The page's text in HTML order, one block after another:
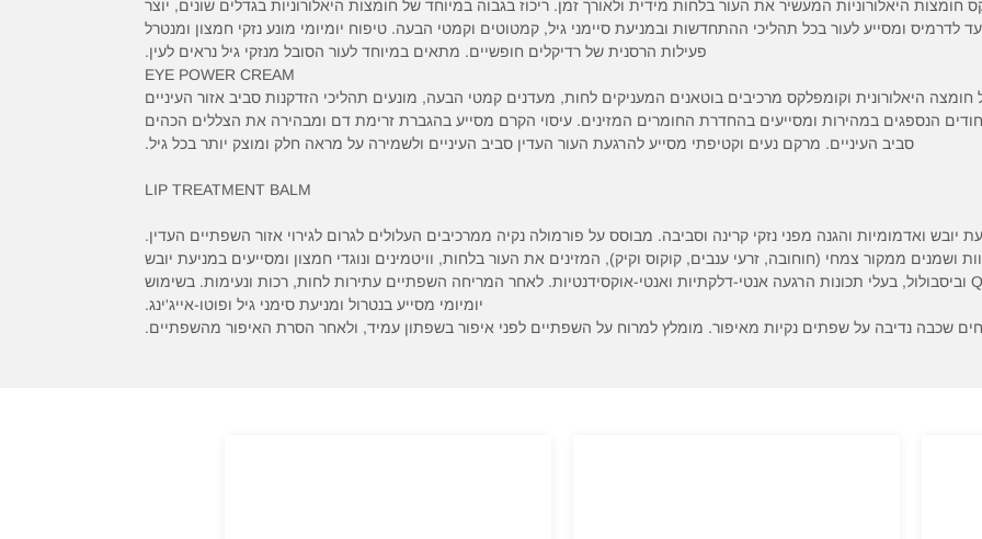
היאלורוניות המעשיר את העור בלחות מידית ולאורך זמן. ריכוז בגבוה במיוחד של חומצות היאלורוניות בגדלים שונים, יוצר
ומסייע לעור בכל תהליכי ההתחדשות ובמניעת סיימני גיל, קמטוטים וקמטי הבעה. טיפוח יומיומי מונע נזקי חמצון ומנטרל
פעילות הרסנית של רדיקלים חופשיים. מתאים במיוחד לעור הסובל מנזקי גיל נראים לעין.
EYE POWER CREAM
היאלורונית וקומפלקס מרכיבים בוטאנים המעניקים לחות, מעדנים קמטי הבעה, מונעים תהליכי הזדקנות סביב אזור העיניים
הנספגים במהירות ומסייעים בהחדרת החומרים המזינים. עיסוי הקרם מסייע בהגברת זרימת דם ומבהירה את הצללים הכהים
סביב העיניים. מרקם נעים וקטיפתי מסייע להרגעת העור העדין סביב העיניים ולשמירה על מראה חלק ומוצק יותר בכל גיל.
LIP TREATMENT BALM
ואדמומיות והגנה מפני נזקי קרינה וסביבה. מבוסס על פורמולה נקיה ממרכיבים העלולים לגרום לגירוי אזור השפתיים העדין.
ממקור צמחי (חוחובה, זרעי ענבים, קוקוס וקיק), המזינים את העור בלחות, וויטמינים ונוגדי חמצון ומסייעים במניעת יובש
וקמטוטים. מכיל בנוסף, תמציות צמחים, קו-אנזיםQ10 וביסבולול, בעלי תכונות הרגעה אנטי-דלקתיות ואנטי-אוקסידנטיות. לאחר המריחה השפתיים עתירות לחות, רכות ונעימות. בשימוש
יומיומי מסייע בנטרול ומניעת סימני גיל ופוטו-אייג'ינג.
שכבה נדיבה על שפתים נקיות מאיפור. מומלץ למרוח על השפתיים לפני איפור בשפתון עמיד, ולאחר הסרת האיפור מהשפתיים.